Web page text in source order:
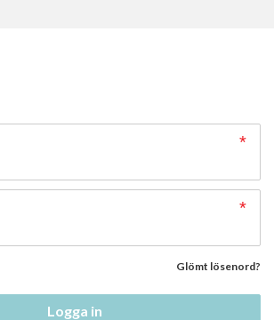
Glömt lösenord?
Logga in